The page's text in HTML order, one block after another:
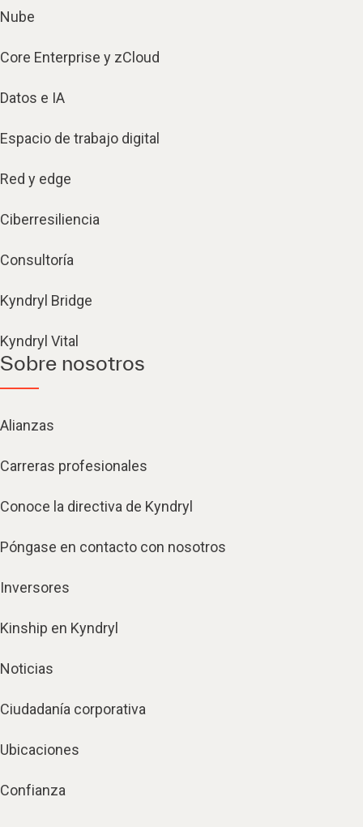
Nube
Core Enterprise y zCloud
Datos e IA
Espacio de trabajo digital
Red y edge
Ciberresiliencia
Consultoría
Kyndryl Bridge
Kyndryl Vital
Sobre nosotros
Alianzas
Carreras profesionales
Conoce la directiva de Kyndryl
Póngase en contacto con nosotros
Inversores
Kinship en Kyndryl
Noticias
Ciudadanía corporativa
Ubicaciones
Confianza